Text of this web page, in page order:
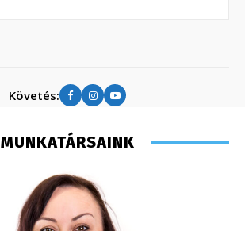
Követés:
MUNKATÁRSAINK